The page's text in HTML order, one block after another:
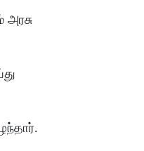
அரசு